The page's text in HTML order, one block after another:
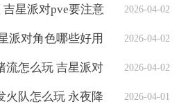
星派对pve要注意
2026-04-02
派对角色哪些好用 2026-04-02
流怎么玩 吉星派对
2026-04-02
火队怎么玩 永夜降
2026-04-01